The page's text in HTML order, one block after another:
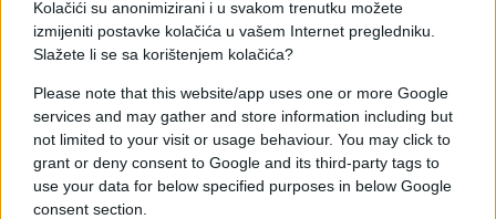
Kolačići su anonimizirani i u svakom trenutku možete
izmijeniti postavke kolačića u vašem Internet pregledniku.
Slažete li se sa korištenjem kolačića?
Please note that this website/app uses one or more Google
services and may gather and store information including but
not limited to your visit or usage behaviour. You may click to
grant or deny consent to Google and its third-party tags to
use your data for below specified purposes in below Google
consent section.
razmisliti o jednostavnijoj, jeftinijoj i ekološki
prihvatljivijoj alternativi – alkoholnom octu. Iako ga
većina nas ima u kuhinji, njegova moć u čišćenju
kućanstva često je podcijenjena.Kako piše This
Old House, octena kiselina, glavni sastojak octa,
izvanredno je učinkovita u razgradnji mineralnih
naslaga poput kamenca i hrđe.Djeluje tako što
otapa kalcij i druge minerale, pretvarajući tvrde